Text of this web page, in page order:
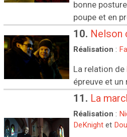
bonne
poupe et en
10. Nelson
Réalisation :
La relation de
épreuve et un
11. La
Réalisation :
DeKnight et